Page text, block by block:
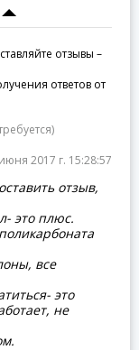
отзывы –
ответов от
2017 г. 15:28:57
отзыв,
это плюс.
все
это
не